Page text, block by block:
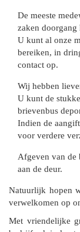
De meeste
zaken doorgang
U kunt al onze
bereiken, in
contact op.
Wij hebben
U kunt de
brievenbus
Indien de
voor verdere
Afgeven van de
aan de deur.
Natuurlijk hopen
verwelkomen op
Met vriendelijke